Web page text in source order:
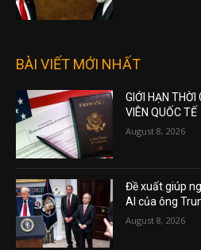
BÀI VIẾT MỚI NHẤT
GIỚI HẠN THỜI
VIÊN QUỐC TẾ
August 8, 2026
Đề xuất giúp
AI của ông
August 8, 2026